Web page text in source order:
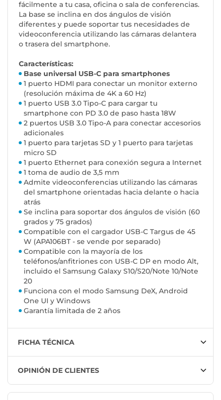
fácilmente a tu casa, oficina o sala de conferencias.
La base se inclina en dos ángulos de visión
diferentes y puede soportar tus necesidades de
videoconferencia utilizando las cámaras delantera
o trasera del smartphone.
Características:
Base universal USB-C para smartphones
1 puerto HDMI para conectar un monitor externo
(resolución máxima de 4K a 60 Hz)
1 puerto USB 3.0 Tipo-C para cargar tu
smartphone con PD 3.0 de paso hasta 18W
2 puertos USB 3.0 Tipo-A para conectar accesorios
adicionales
1 puerto para tarjetas SD y 1 puerto para tarjetas
micro SD
1 puerto Ethernet para conexión segura a Internet
1 toma de audio de 3,5 mm
Admite videoconferencias utilizando las cámaras
del smartphone orientadas hacia delante o hacia
atrás
Se inclina para soportar dos ángulos de visión (60
grados y 75 grados)
Compatible con el cargador USB-C Targus de 45
W (APA106BT - se vende por separado)
Compatible con la mayoría de los
teléfonos/anfitriones con USB-C DP en modo Alt,
incluido el Samsung Galaxy S10/S20/Note 10/Note
20
Funciona con el modo Samsung DeX, Android
One UI y Windows
Garantía limitada de 2 años
FICHA TÉCNICA
OPINIÓN DE CLIENTES